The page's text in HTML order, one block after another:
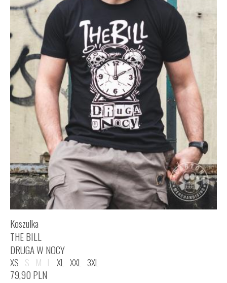
Koszulka
THE BILL
DRUGA W NOCY
XS S M L XL XXL 3XL
79,90 PLN